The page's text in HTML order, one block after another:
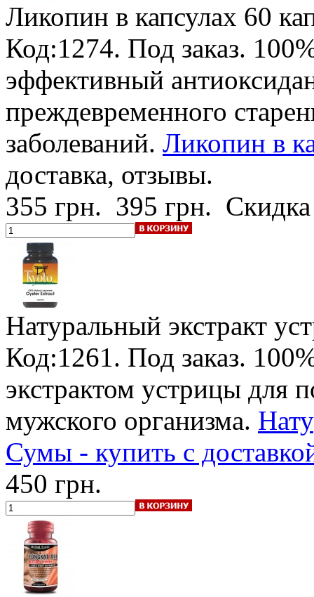
Ликопин в капсулах 60
Код:1274. Под заказ.
эффективный
преждевременного
заболеваний. Ликопин в
доставка, отзывы.
355 грн. 395 грн.
Натуральный экстракт
Код:1261. Под заказ.
экстрактом устрицы для
мужского организма.
Сумы - купить с
450 грн.